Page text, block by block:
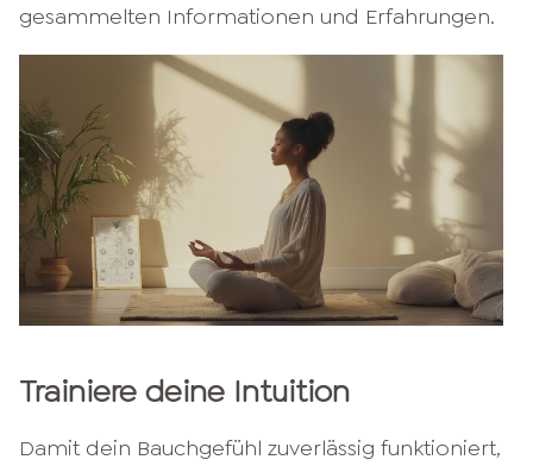
gesammelten Informationen und Erfahrungen.
Trainiere deine Intuition
Damit dein Bauchgefühl zuverlässig funktioniert,